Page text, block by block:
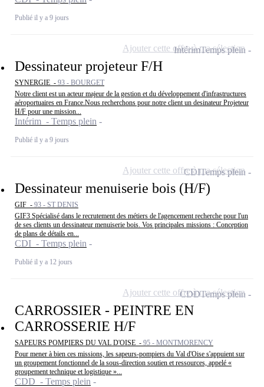
Publié il y a 9 jours
Dessinateur projeteur F/H
SYNERGIE - 93 - BOURGET
Notre client est un acteur majeur de la gestion et du développement d'infrastructures
aéroportuaires en France.Nous recherchons pour notre client un desinateur Projeteur
H/F pour une mission...
Intérim - Temps plein
Publié il y a 9 jours
IntérimTemps plein
Ajouter cette offre à ma sélection
Dessinateur menuiserie bois (H/F)
GIF - 93 - ST DENIS
GIF3 Spécialisé dans le recrutement des métiers de l'agencement recherche pour l'un
de ses clients un dessinateur menuiserie bois. Vos principales missions : Conception
de plans de détails en...
CDI - Temps plein
Publié il y a 12 jours
CDITemps plein
Ajouter cette offre à ma sélection
CARROSSIER - PEINTRE EN
CARROSSERIE H/F
SAPEURS POMPIERS DU VAL D'OISE - 95 - MONTMORENCY
Pour mener à bien ces missions, les sapeurs-pompiers du Val d'Oise s'appuient sur
un groupement fonctionnel de la sous-direction soutien et ressources, appelé «
groupement technique et logistique »...
CDD - Temps plein
CDDTemps plein
Ajouter cette offre à ma sélection